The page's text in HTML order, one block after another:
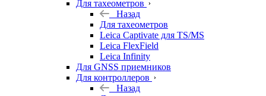
Для тахеометров
Назад
Для тахеометров
Leica Captivate для TS/MS
Leica FlexField
Leica Infinity
Для GNSS приемников
Для контроллеров
Назад